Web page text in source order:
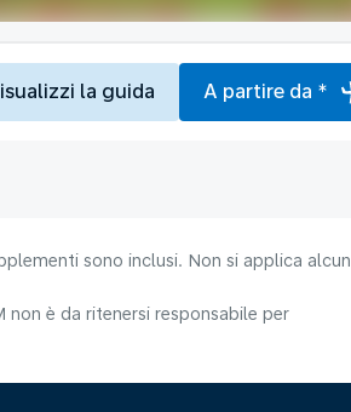
la guida A partire da *
sono inclusi. Non si applica alcun
è da ritenersi responsabile per